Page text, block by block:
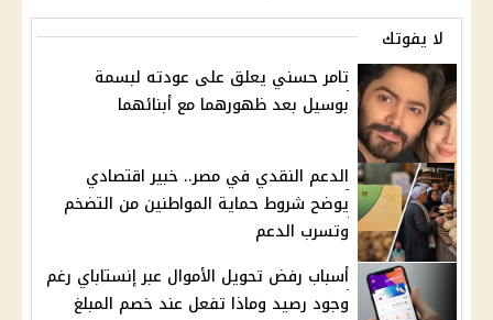
لا يفوتك
تامر حسني يعلق على عودته لبسمة
بوسيل بعد ظهورهما مع أبنائهما
الدعم النقدي في مصر.. خبير اقتصادي
يوضح شروط حماية المواطنين من التضخم
وتسرب الدعم
أسباب رفض تحويل الأموال عبر إنستاباي رغم
وجود رصيد وماذا تفعل عند خصم المبلغ